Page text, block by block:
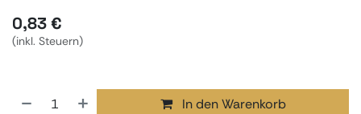
0,83€
(inkl. Steuern)
In den Warenkorb